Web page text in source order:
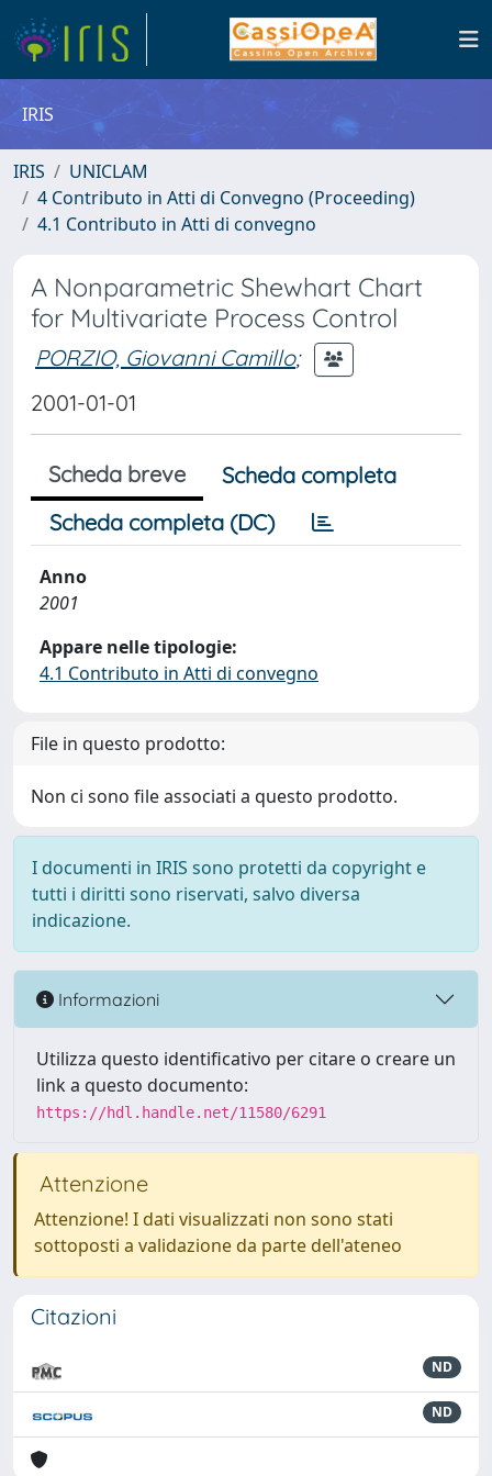
IRIS
IRIS
UNICLAM
4 Contributo in Atti di Convegno (Proceeding)
4.1 Contributo in Atti di convegno
A Nonparametric Shewhart Chart
for Multivariate Process Control
PORZIO, Giovanni Camillo;
2001-01-01
Scheda breve
Scheda completa
Scheda completa (DC)
Anno
2001
Appare nelle tipologie:
4.1 Contributo in Atti di convegno
File in questo prodotto:
Non ci sono file associati a questo prodotto.
I documenti in IRIS sono protetti da copyright e
tutti i diritti sono riservati, salvo diversa
indicazione.
Informazioni
Utilizza questo identificativo per citare o creare un
link a questo documento:
https://hdl.handle.net/11580/6291
Attenzione
Attenzione! I dati visualizzati non sono stati
sottoposti a validazione da parte dell'ateneo
Citazioni
ND
ND